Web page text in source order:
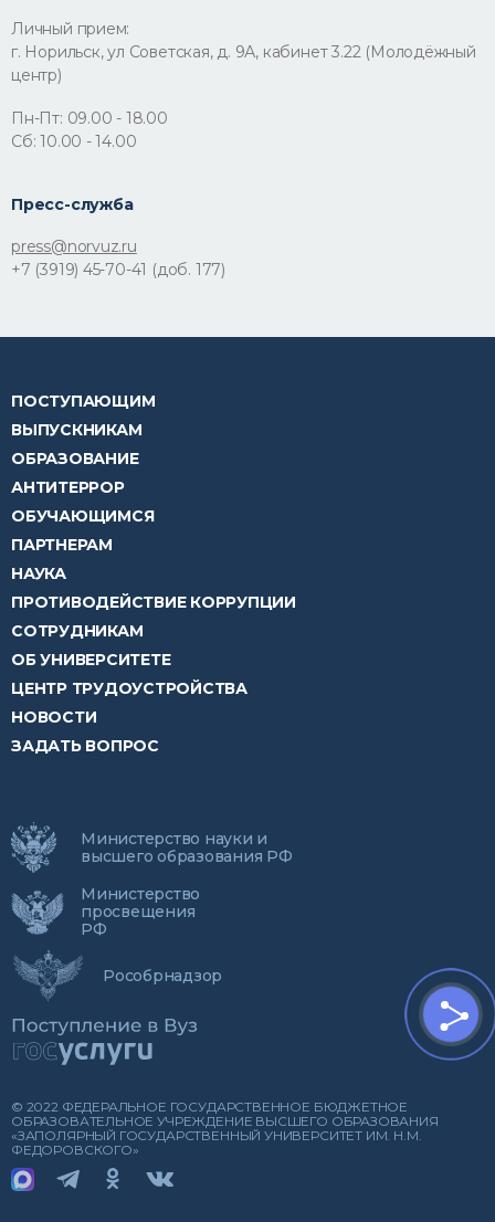
Личный прием:
г. Норильск, ул Советская, д. 9А, кабинет 3.22 (Молодёжный
центр)
Пн-Пт: 09.00 - 18.00
Сб: 10.00 - 14.00
Пресс-служба
press@norvuz.ru
+7 (3919) 45-70-41 (доб. 177)
ПОСТУПАЮЩИМ
ВЫПУСКНИКАМ
ОБРАЗОВАНИЕ
АНТИТЕРРОР
ОБУЧАЮЩИМСЯ
ПАРТНЕРАМ
НАУКА
ПРОТИВОДЕЙСТВИЕ КОРРУПЦИИ
СОТРУДНИКАМ
ОБ УНИВЕРСИТЕТЕ
ЦЕНТР ТРУДОУСТРОЙСТВА
НОВОСТИ
ЗАДАТЬ ВОПРОС
Министерство науки и
высшего образования РФ
Министерство
просвещения
РФ
Рособрнадзор
© 2022 ФЕДЕРАЛЬНОЕ ГОСУДАРСТВЕННОЕ БЮДЖЕТНОЕ
ОБРАЗОВАТЕЛЬНОЕ УЧРЕЖДЕНИЕ ВЫСШЕГО ОБРАЗОВАНИЯ
«ЗАПОЛЯРНЫЙ ГОСУДАРСТВЕННЫЙ УНИВЕРСИТЕТ ИМ. Н.М.
ФЕДОРОВСКОГО»